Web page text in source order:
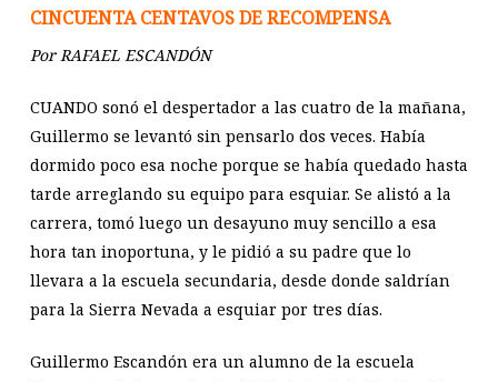
CINCUENTA CENTAVOS DE RECOMPENSA
Por RAFAEL ESCANDÓN
CUANDO sonó el despertador a las cuatro de la mañana,
Guillermo se levantó sin pensarlo dos veces. Había
dormido poco esa noche porque se había quedado hasta
tarde arreglando su equipo para esquiar. Se alistó a la
carrera, tomó luego un desayuno muy sencillo a esa
hora tan inoportuna, y le pidió a su padre que lo
llevara a la escuela secundaria, desde donde saldrían
para la Sierra Nevada a esquiar por tres días.
Guillermo Escandón era un alumno de la escuela